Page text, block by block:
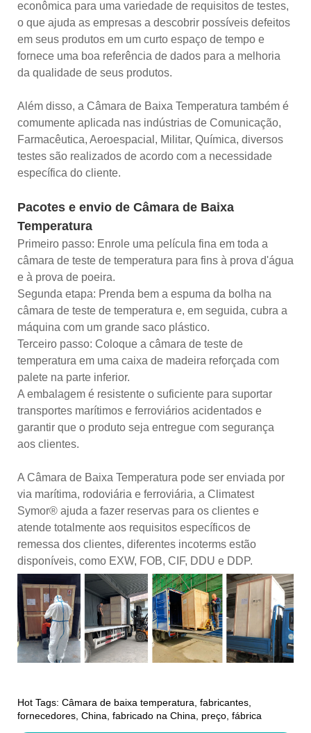
econômica para uma variedade de requisitos de testes,
o que ajuda as empresas a descobrir possíveis defeitos
em seus produtos em um curto espaço de tempo e
fornece uma boa referência de dados para a melhoria
da qualidade de seus produtos.
Além disso, a Câmara de Baixa Temperatura também é
comumente aplicada nas indústrias de Comunicação,
Farmacêutica, Aeroespacial, Militar, Química, diversos
testes são realizados de acordo com a necessidade
específica do cliente.
Pacotes e envio de Câmara de Baixa
Temperatura
Primeiro passo: Enrole uma película fina em toda a
câmara de teste de temperatura para fins à prova d'água
e à prova de poeira.
Segunda etapa: Prenda bem a espuma da bolha na
câmara de teste de temperatura e, em seguida, cubra a
máquina com um grande saco plástico.
Terceiro passo: Coloque a câmara de teste de
temperatura em uma caixa de madeira reforçada com
palete na parte inferior.
A embalagem é resistente o suficiente para suportar
transportes marítimos e ferroviários acidentados e
garantir que o produto seja entregue com segurança
aos clientes.
A Câmara de Baixa Temperatura pode ser enviada por
via marítima, rodoviária e ferroviária, a Climatest
Symor® ajuda a fazer reservas para os clientes e
atende totalmente aos requisitos específicos de
remessa dos clientes, diferentes incoterms estão
disponíveis, como EXW, FOB, CIF, DDU e DDP.
Hot Tags: Câmara de baixa temperatura, fabricantes,
fornecedores, China, fabricado na China, preço, fábrica